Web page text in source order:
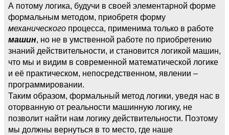
А потому логика, будучи в своей элементарной форме
формальным методом, приобретя форму
механического процесса, применима только в работе
машин, но не в умственной работе по приобретению
знаний действительности, и становится логикой машин,
что мы и видим в современной математической логике
и её практическом, непосредственном, явлении –
программировании.
Таким образом, формальный метод логики, уведя нас в
оторванную от реальности машинную логику, не
позволит найти нам логику действительности. Поэтому
мы должны вернуться в то место, где наше